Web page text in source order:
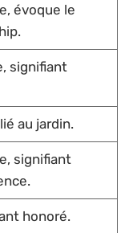
évoque le
signifiant
au jardin.
signifiant
honoré.